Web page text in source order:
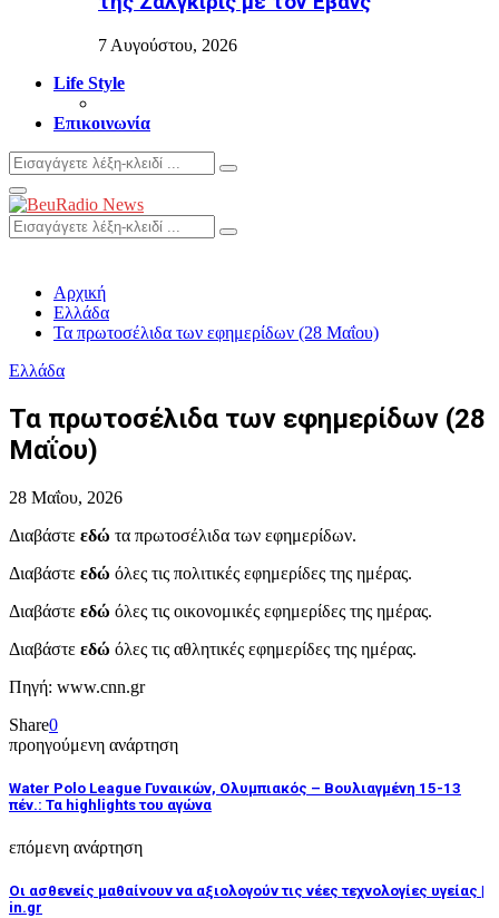
7 Αυγούστου, 2026
Life Style
Επικοινωνία
Search
for:
Search
Primary
Menu
Search
for:
Search
Αρχική
Ελλάδα
Τα πρωτοσέλιδα των εφημερίδων (28 Μαΐου)
Ελλάδα
Τα πρωτοσέλιδα των εφημερίδων (28
Μαΐου)
28 Μαΐου, 2026
Διαβάστε εδώ τα πρωτοσέλιδα των εφημερίδων.
Διαβάστε εδώ όλες τις πολιτικές εφημερίδες της ημέρας.
Διαβάστε εδώ όλες τις οικονομικές εφημερίδες της ημέρας.
Διαβάστε εδώ όλες τις αθλητικές εφημερίδες της ημέρας.
Πηγή: www.cnn.gr
Share0
προηγούμενη ανάρτηση
Water Polo League Γυναικών, Ολυμπιακός – Βουλιαγμένη 15-13
πέν.: Τα highlights του αγώνα
επόμενη ανάρτηση
Οι ασθενείς μαθαίνουν να αξιολογούν τις νέες τεχνολογίες υγείας |
in.gr